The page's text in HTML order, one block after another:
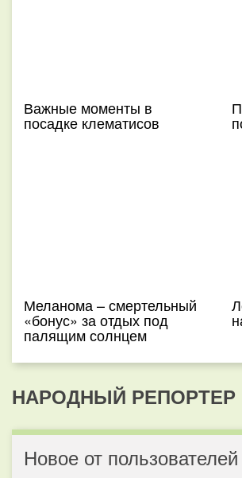
Важные моменты в
посадке клематисов
Меланома – смертельный
«бонус» за отдых под
палящим солнцем
НАРОДНЫЙ РЕПОРТЕР
Новое от пользователей